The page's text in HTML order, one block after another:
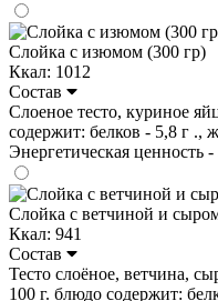
Слойка с изюмом (300 гр)
Ккал: 1012
Состав
Слоеное тесто, куриное
содержит: белков - 5,8 г .,
Энергетическая ценность
Слойка с ветчиной и
Ккал: 941
Состав
Тесто слоёное, ветчина,
100 г. блюдо содержит: